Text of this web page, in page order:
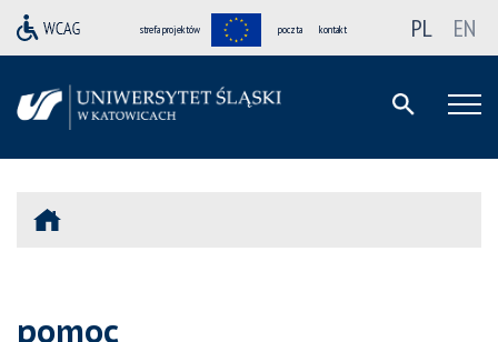
strefa projektów poczta kontakt PL EN
pomoc